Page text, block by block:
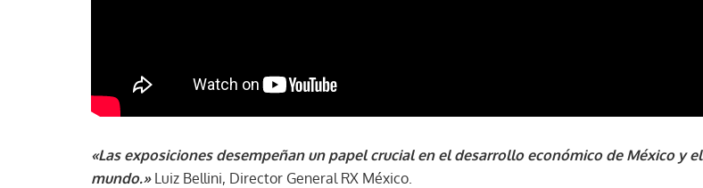
«Las exposiciones desempeñan un papel crucial en el desarrollo económico de México y el
mundo.»Luiz Bellini, Director General RX México.